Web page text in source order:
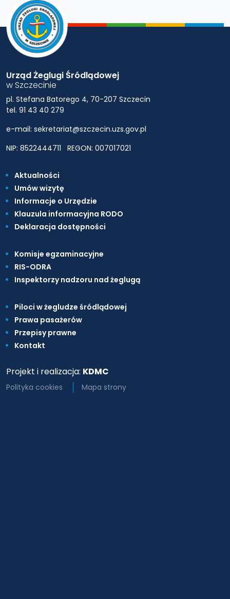
Urząd Żeglugi Śródlądowej
w Szczecinie
pl. Stefana Batorego 4, 70-207 Szczecin
tel. 91 43 40 279
e-mail: sekretariat@szczecin.uzs.gov.pl
NIP: 8522444711
REGON: 007017021
Aktualności
Umów wizytę
Informacje o Urzędzie
Klauzula informacyjna RODO
Deklaracja dostępności
Komisje egzaminacyjne
RIS-ODRA
Inspektorzy nadzoru nad żeglugą
Piloci w żegludze śródlądowej
Prawa pasażerów
Przepisy prawne
Kontakt
Projekt i realizacja: KDMC
Polityka cookies Mapa strony